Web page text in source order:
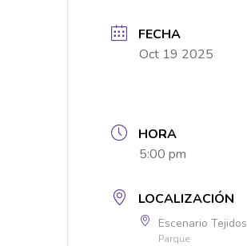
FECHA
Oct 19 2025
HORA
5:00 pm
LOCALIZACIÓN
Escenario Tejidos
Parque